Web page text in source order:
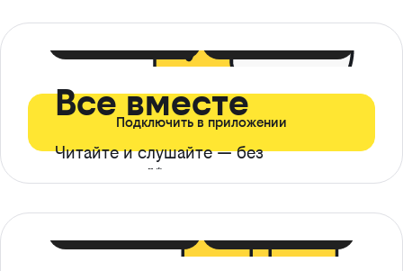
Все вместе
Читайте и слушайте — без
ограничений*
Подключить в приложении